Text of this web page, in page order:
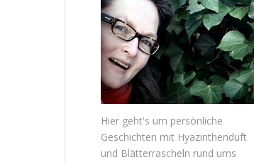
Hier geht's um persönliche
Geschichten mit Hyazinthenduft
und Blätterrascheln rund ums